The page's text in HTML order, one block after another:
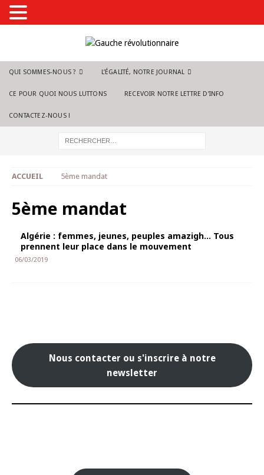
QUI SOMMES-NOUS ? L’ÉGALITÉ, NOTRE JOURNAL
CE POUR QUOI NOUS LUTTONS RECEVOIR NOTRE LETTRE D’INFO
CONTACTEZ-NOUS !
ACCUEIL 5ème mandat
5ème mandat
Algérie : femmes, jeunes, peuples amazigh… Tous
prennent leur place dans le mouvement
06/03/2019
Nous contacter ou s'inscrire à notre
newsletter